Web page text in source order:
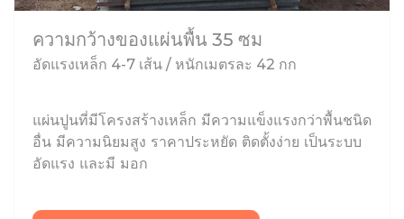
ความกว้างของแผ่นพื้น 35 ซม
อัดแรงเหล็ก 4-7 เส้น / หนักเมตรละ 42 กก
แผ่นปูนที่มีโครงสร้างเหล็ก มีความแข็งแรงกว่าพื้นชนิด
อื่น มีความนิยมสูง ราคาประหยัด ติดตั้งง่าย เป็นระบบ
อัดแรง และมี มอก